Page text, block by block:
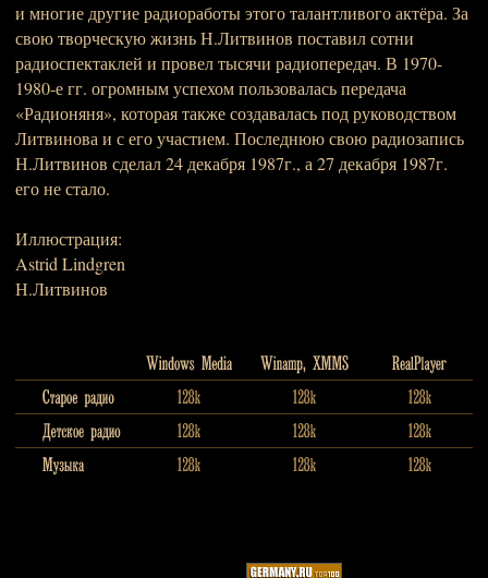
и многие другие радиоработы этого талантливого актёра. За
свою творческую жизнь Н.Литвинов поставил сотни
радиоспектаклей и провел тысячи радиопередач. В 1970-
1980-е гг. огромным успехом пользовалась передача
«Радионяня», которая также создавалась под руководством
Литвинова и с его участием. Последнюю свою радиозапись
Н.Литвинов сделал 24 декабря 1987г., а 27 декабря 1987г.
его не стало.
Иллюстрация:
Astrid Lindgren
Н.Литвинов